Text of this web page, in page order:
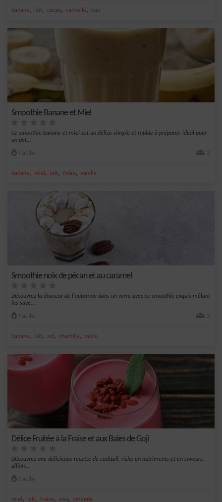
banane, lait, cacao, cannelle, eau
Smoothie Banane et Miel
Ce smoothie banane et miel est un délice simple et rapide à préparer, idéal pour
un pet...
Facile 2
banane, miel , lait, mûre, vanille
Smoothie noix de pécan et au caramel
Découvrez la douceur de l'automne dans un verre avec ce smoothie exquis mêlant
les save...
Facile 2
banane, lait, sel , chantilly, mûre
Délice Fruitée à la Fraise et aux Baies de Goji
Découvrez une délicieuse recette de cocktail, riche en nutriments et en saveurs,
allian...
Facile
miel , lait, fraise, eau, amande